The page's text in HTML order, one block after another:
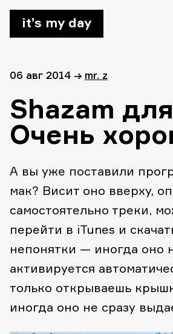
it’s my day
06 авг 2014 → mr. z
Shazam
Очень
А вы уже поставили
мак? Висит оно вверху,
самостоятельно треки,
перейти в iTunes и
непонятки — иногда оно
активируется
только открываешь
иногда оно не сразу